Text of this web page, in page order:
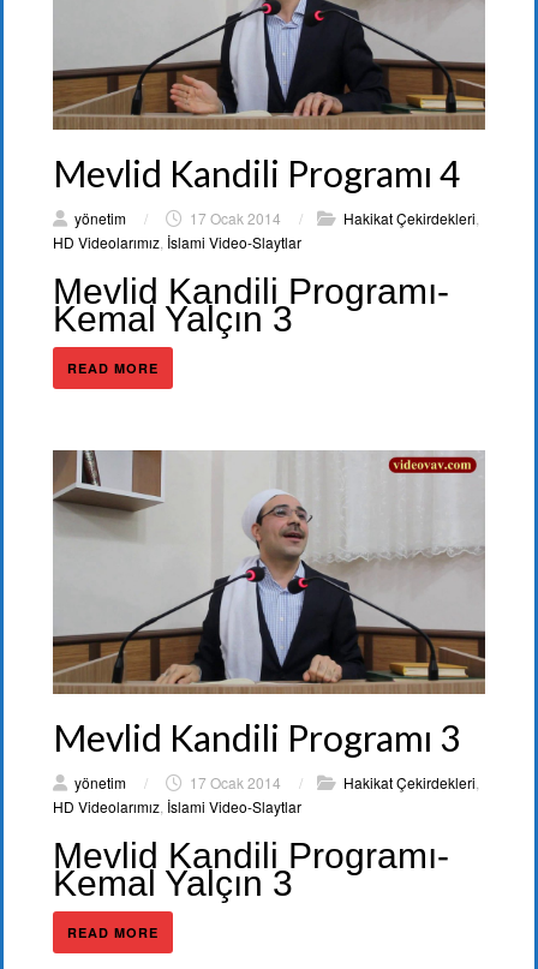
Mevlid Kandili Programı 4
yönetim / 17 Ocak 2014 / Hakikat Çekirdekleri
HD Videolarımız İslami Video-Slaytlar
Mevlid Kandili Programı-
Kemal Yalçın 3
READ MORE
Mevlid Kandili Programı 3
yönetim / 17 Ocak 2014 / Hakikat Çekirdekleri
HD Videolarımız İslami Video-Slaytlar
Mevlid Kandili Programı-
Kemal Yalçın 3
READ MORE